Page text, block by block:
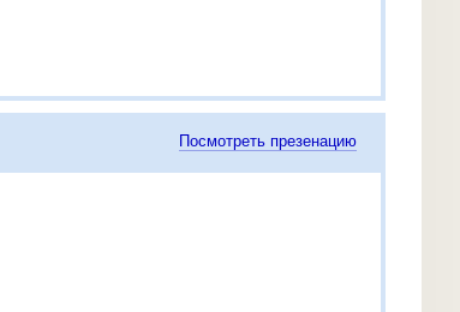
Посмотреть презенацию